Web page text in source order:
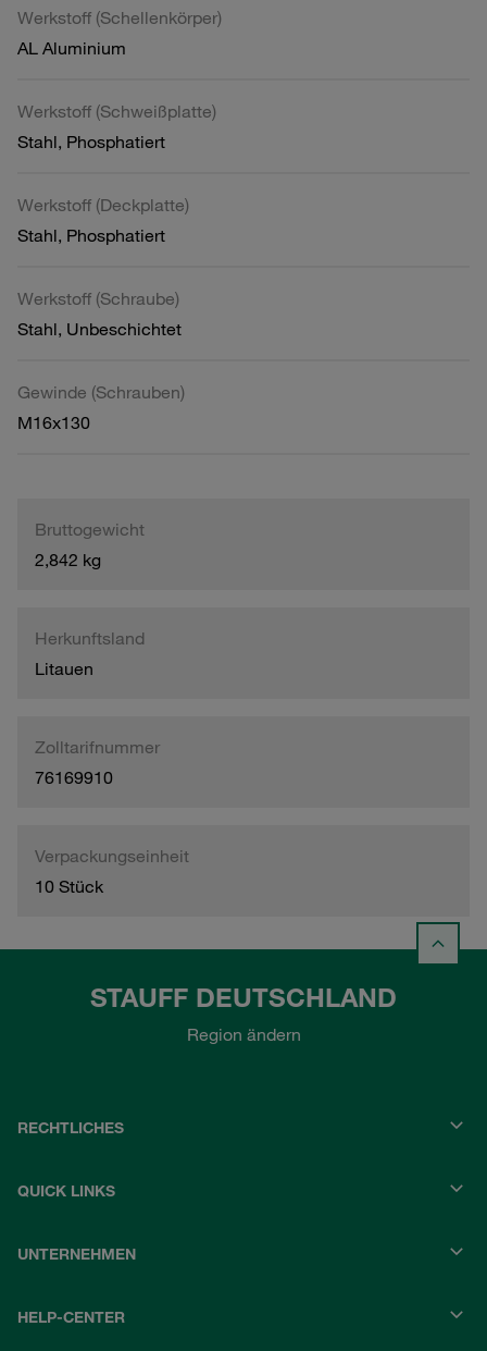
Werkstoff (Schellenkörper)
AL Aluminium
Werkstoff (Schweißplatte)
Stahl, Phosphatiert
Werkstoff (Deckplatte)
Stahl, Phosphatiert
Werkstoff (Schraube)
Stahl, Unbeschichtet
Gewinde (Schrauben)
M16x130
Bruttogewicht
2,842 kg
Herkunftsland
Litauen
Zolltarifnummer
76169910
Verpackungseinheit
10 Stück
STAUFF DEUTSCHLAND
Region ändern
RECHTLICHES
QUICK LINKS
UNTERNEHMEN
HELP-CENTER